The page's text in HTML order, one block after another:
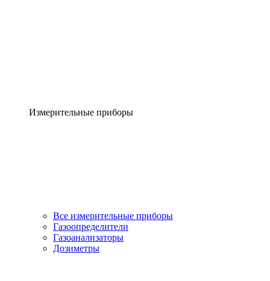
Измерительные приборы
Все измерительные приборы
Газоопределители
Газоанализаторы
Дозиметры